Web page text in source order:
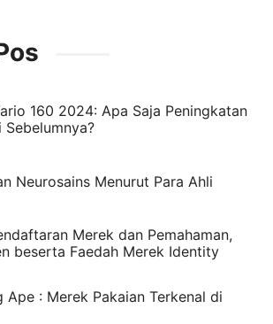
160 2024: Apa Saja Peningkatan
Sebelumnya?
Neurosains Menurut Para Ahli
Merek dan Pemahaman,
beserta Faedah Merek Identity
Ape : Merek Pakaian Terkenal di